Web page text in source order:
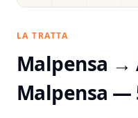
LA TRATTA
Malpensa →
Malpensa —